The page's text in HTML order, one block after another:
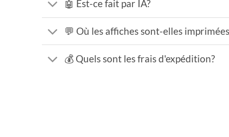
🤖 Est-ce fait par IA?
💬 Où les affiches sont-elles
💰 Quels sont les frais d'expédition?